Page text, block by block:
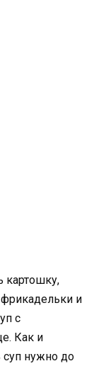
картошку,
фрикадельки и
с
Как и
нужно до